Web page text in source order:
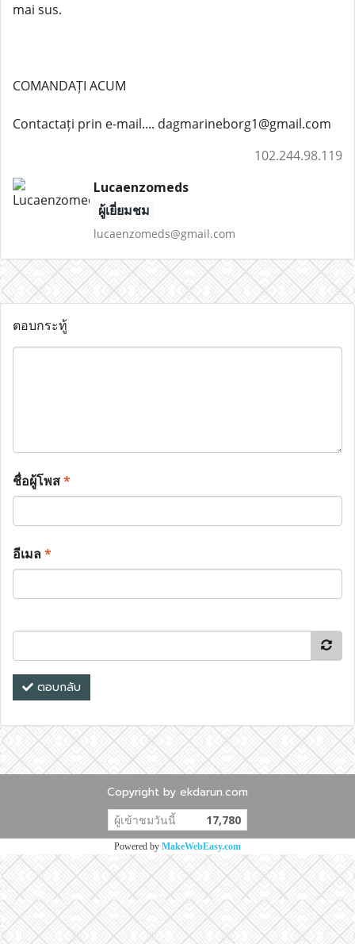
mai sus.
COMANDAȚI ACUM
Contactați prin e-mail.... dagmarineborg1@gmail.com
102.244.98.119
Lucaenzomeds
ผู้เยี่ยมชม
lucaenzomeds@gmail.com
ตอบกระทู้
ชื่อผู้โพส*
อีเมล*
ตอบกลับ
Copyright by ekdarun.com
ผู้เข้าชมวันนี้ 17,780
Powered by MakeWebEasy.com